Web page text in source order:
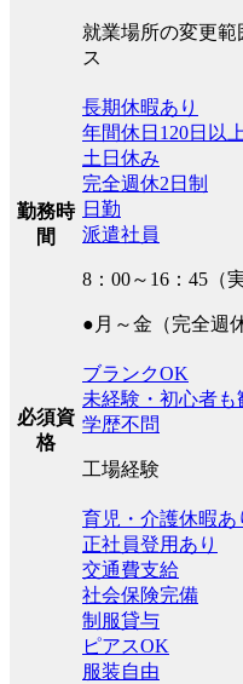
就業場所の変更
ス
勤務時
間
長期休暇あり
年間休日120日以上
土日休み
完全週休2日制
日勤
派遣社員
8：00～16：45（
●月～金（完全週
必須資
格
ブランクOK
未経験・初心者も
学歴不問
工場経験
育児・介護休暇あ
正社員登用あり
交通費支給
社会保険完備
制服貸与
ピアスOK
服装自由